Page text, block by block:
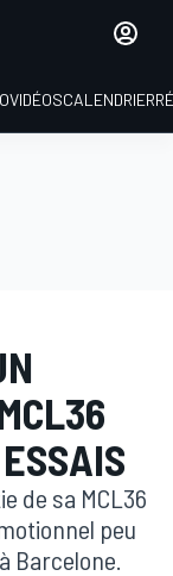
VIDÉOSCALENDRIER
de sa MCL36
peu
Barcelone.